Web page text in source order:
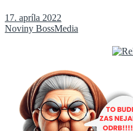
17. apríla 2022
Noviny BossMedia